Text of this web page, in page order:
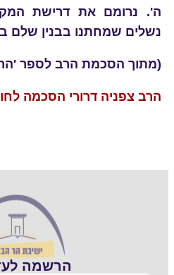
ה'. נרומם את דרישת
נשלים שמחתנו בבנין שלם
(מתוך הסכמת הרב לספר
הרב צפניה דרורי הסכמה
הרשמה